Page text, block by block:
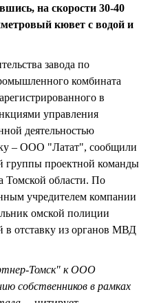
на скорости 30-40
кювет с водой и
завода по
комбината
в
управления
деятельностью
– ООО "Латат", сообщили
группы проектной команды
Томской области. По
учредителем компании
омской полиции
в отставку из органов МВД
Томск" к ООО
собственников в рамках